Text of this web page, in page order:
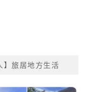
】旅居地方生活